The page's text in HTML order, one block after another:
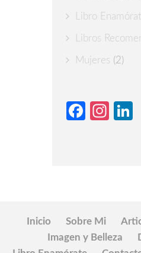
Libro
Libros
Mujeres (2)
Inicio Sobre Mi
Imagen y Belleza